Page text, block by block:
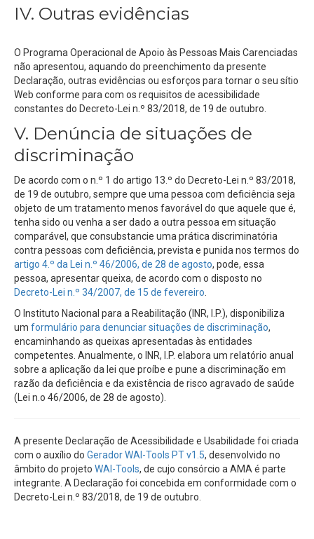
IV. Outras evidências
O Programa Operacional de Apoio às Pessoas Mais Carenciadas
não apresentou, aquando do preenchimento da presente
Declaração, outras evidências ou esforços para tornar o seu sítio
Web conforme para com os requisitos de acessibilidade
constantes do Decreto-Lei n.º 83/2018, de 19 de outubro.
V. Denúncia de situações de
discriminação
De acordo com o n.º 1 do artigo 13.º do Decreto-Lei n.º 83/2018,
de 19 de outubro, sempre que uma pessoa com deficiência seja
objeto de um tratamento menos favorável do que aquele que é,
tenha sido ou venha a ser dado a outra pessoa em situação
comparável, que consubstancie uma prática discriminatória
contra pessoas com deficiência, prevista e punida nos termos do
artigo 4.º da Lei n.º 46/2006, de 28 de agosto, pode, essa
pessoa, apresentar queixa, de acordo com o disposto no
Decreto-Lei n.º 34/2007, de 15 de fevereiro
O Instituto Nacional para a Reabilitação (INR, I.P.), disponibiliza
um formulário para denunciar situações de discriminação,
encaminhando as queixas apresentadas às entidades
competentes. Anualmente, o INR, I.P. elabora um relatório anual
sobre a aplicação da lei que proíbe e pune a discriminação em
razão da deficiência e da existência de risco agravado de saúde
(Lei n.o 46/2006, de 28 de agosto).
A presente Declaração de Acessibilidade e Usabilidade foi criada
com o auxílio do Gerador WAI-Tools PT v1.5, desenvolvido no
âmbito do projeto WAI-Tools, de cujo consórcio a AMA é parte
integrante. A Declaração foi concebida em conformidade com o
Decreto-Lei n.º 83/2018, de 19 de outubro.